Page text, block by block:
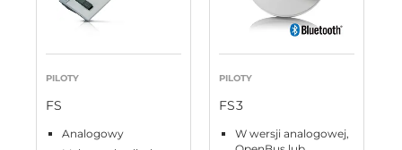
PILOTY
FS
Analogowy
PILOTY
FS3
W wersji analogowej,